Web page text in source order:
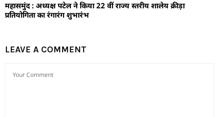
महासमुंद : अध्यक्ष पटेल ने किया 22 वीं राज्य स्तरीय शालेय क्रीड़ा
प्रतियोगिता का रंगारंग शुभारंभ
LEAVE A COMMENT